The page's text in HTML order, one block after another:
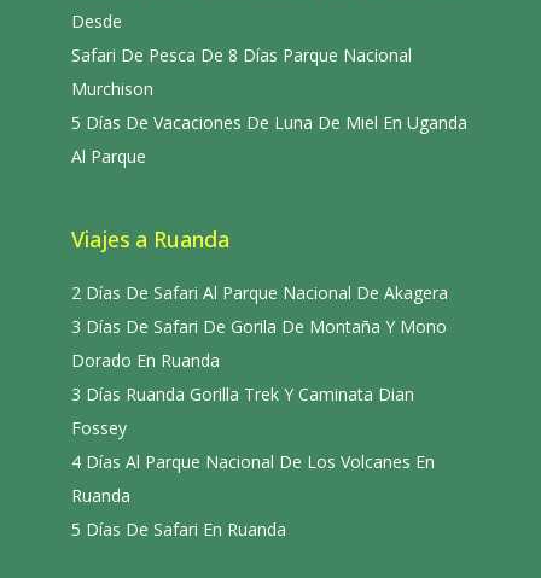
Desde
Safari De Pesca De 8 Días Parque Nacional
Murchison
5 Días De Vacaciones De Luna De Miel En Uganda
Al Parque
Viajes a Ruanda
2 Días De Safari Al Parque Nacional De Akagera
3 Días De Safari De Gorila De Montaña Y Mono
Dorado En Ruanda
3 Días Ruanda Gorilla Trek Y Caminata Dian
Fossey
4 Días Al Parque Nacional De Los Volcanes En
Ruanda
5 Días De Safari En Ruanda